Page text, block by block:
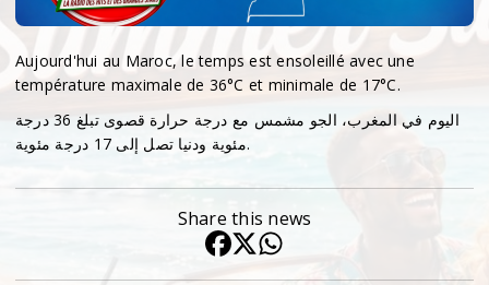
Aujourd'hui au Maroc, le temps est ensoleillé avec une
température maximale de 36°C et minimale de 17°C.
​اليوم في المغرب، الجو مشمس مع درجة حرارة قصوى تبلغ 36 درجة
مئوية ودنيا تصل إلى 17 درجة مئوية.
Share this news